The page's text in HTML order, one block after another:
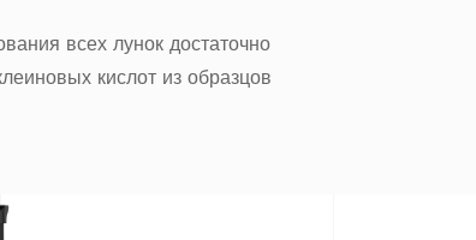
всех лунок достаточно
кислот из образцов